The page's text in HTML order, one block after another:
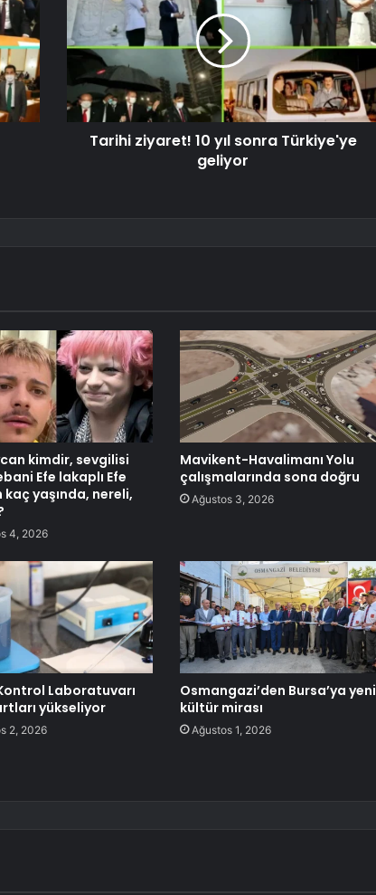
Tarihi ziyaret! 10 yıl sonra Türkiye'ye
geliyor
kimdir, sevgilisi
Efe lakaplı Efe
kaç yaşında, nereli,
4, 2026
Mavikent-Havalimanı Yolu
çalışmalarında sona doğru
Ağustos 3, 2026
Laboratuvarı
yükseliyor
2, 2026
Osmangazi’den Bursa’ya yeni
kültür mirası
Ağustos 1, 2026